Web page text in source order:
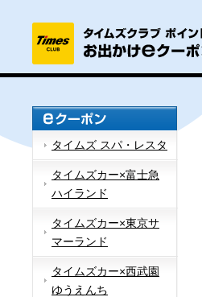
タイムズ スパ・レスタ
タイムズカー×富士急
ハイランド
タイムズカー×東京サ
マーランド
タイムズカー×西武園
ゆうえんち